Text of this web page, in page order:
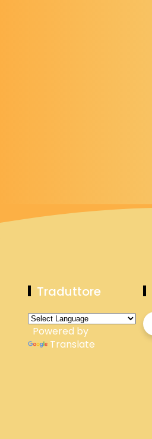
Traduttore
Powered by
Translate